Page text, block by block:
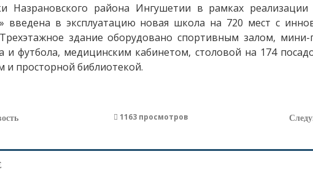
Назрановского района Ингушетии в рамках реализации
введена в эксплуатацию новая школа на 720 мест с
здание оборудовано спортивным залом,
и футбола, медицинским кабинетом, столовой на 174
и просторной библиотекой.
1163 просмотров